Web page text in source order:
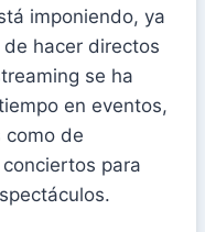
imponiendo, ya
hacer directos
se ha
en eventos,
como de
para